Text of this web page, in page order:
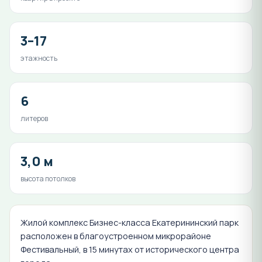
3–17
этажность
6
литеров
3,0 м
высота потолков
Жилой комплекс Бизнес-класса Екатерининский парк
расположен в благоустроенном микрорайоне
Фестивальный, в 15 минутах от исторического центра